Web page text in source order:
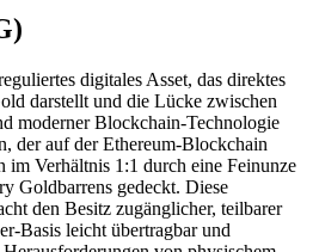
digitales Asset, das direktes
darstellt und die Lücke zwischen
moderner Blockchain-Technologie
der auf der Ethereum-Blockchain
Verhältnis 1:1 durch eine Feinunze
Goldbarrens gedeckt. Diese
den Besitz zugänglicher, teilbarer
Basis leicht übertragbar und